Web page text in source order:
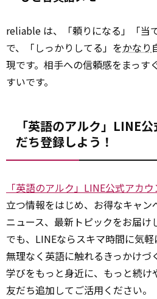
reliable は、「頼りになる」「当
で、「しっかりしてる」をかなり
現です。相手への信頼感をまっす
すいです。
「英語のアルク」LINE
だち登録しよう！
「英語のアルク」LINE公式アカウ
立つ情報をはじめ、お得なキャ
ニュース、最新トピックをお届け
でも、LINEならスキマ時間に気軽
無理なく英語に触れるきっかけづ
学びをもっと身近に、もっと続
友だち追加してご活用ください。